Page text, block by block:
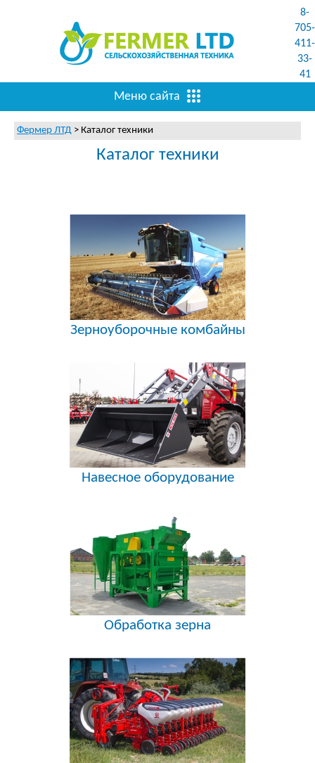
8-
705-
411-
33-
41
Меню сайта
Фермер ЛТД > Каталог техники
Каталог техники
Зерноуборочные комбайны
Навесное оборудование
Обработка зерна